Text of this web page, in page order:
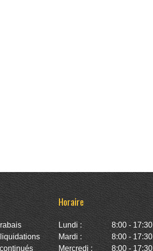
Horaire
Lundi :
8:00 - 17:30
Mardi :
8:00 - 17:30
Mercredi :
8:00 - 17:30